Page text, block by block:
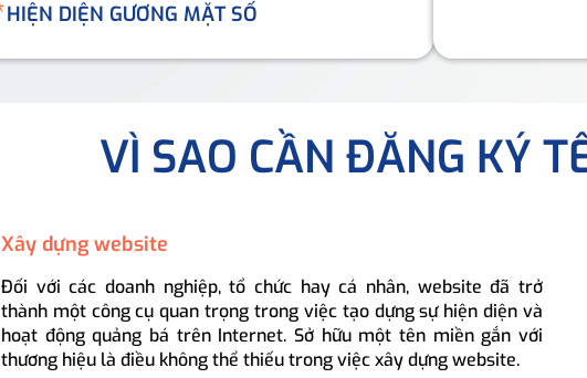
HIỆN DIỆN GƯƠNG MẶT SỐ
VÌ SAO CẦN ĐĂNG KÝ
Xây dựng website
Đối với các doanh nghiệp, tổ chức hay cá nhân, website đã trở
thành một công cụ quan trọng trong việc tạo dựng sự hiện diện và
hoạt động quảng bá trên Internet. Sở hữu một tên miền gắn với
thương hiệu là điều không thể thiếu trong việc xây dựng website.